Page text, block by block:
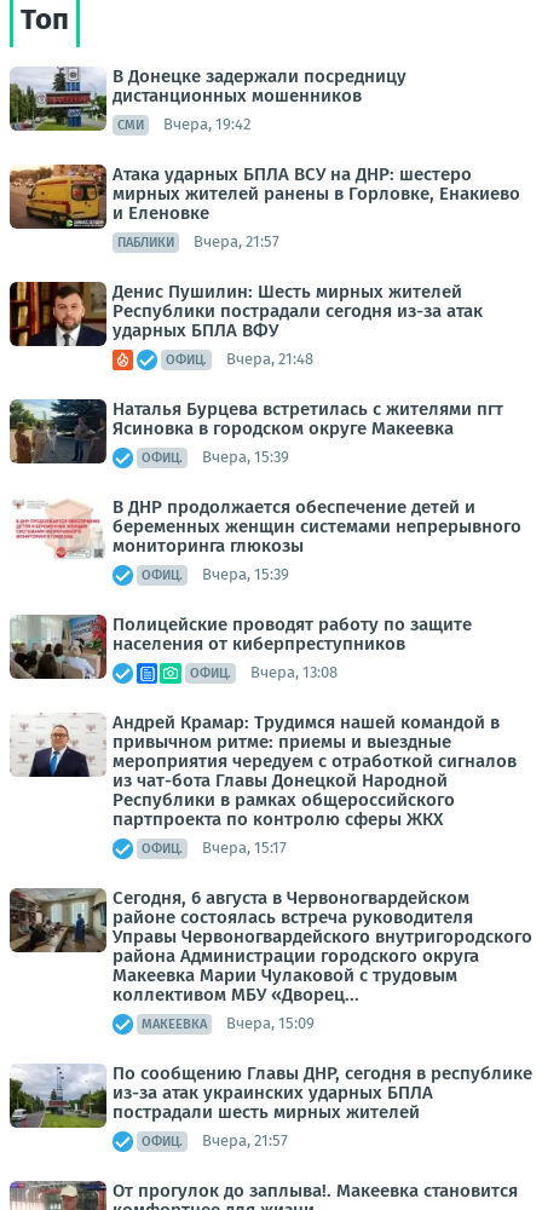
Топ
В Донецке задержали посредницу
дистанционных мошенников
СМИ Вчера, 19:42
Атака ударных БПЛА ВСУ на ДНР: шестеро
мирных жителей ранены в Горловке, Енакиево
и Еленовке
ПАБЛИКИ Вчера, 21:57
Денис Пушилин: Шесть мирных жителей
Республики пострадали сегодня из-за атак
ударных БПЛА ВФУ
ОФИЦ. Вчера, 21:48
Наталья Бурцева встретилась с жителями пгт
Ясиновка в городском округе Макеевка
ОФИЦ. Вчера, 15:39
В ДНР продолжается обеспечение детей и
беременных женщин системами непрерывного
мониторинга глюкозы
ОФИЦ. Вчера, 15:39
Полицейские проводят работу по защите
населения от киберпреступников
ОФИЦ. Вчера, 13:08
Андрей Крамар: Трудимся нашей командой в
привычном ритме: приемы и выездные
мероприятия чередуем с отработкой сигналов
из чат-бота Главы Донецкой Народной
Республики в рамках общероссийского
партпроекта по контролю сферы ЖКХ
ОФИЦ. Вчера, 15:17
Сегодня, 6 августа в Червоногвардейском
районе состоялась встреча руководителя
Управы Червоногвардейского внутригородского
района Администрации городского округа
Макеевка Марии Чулаковой с трудовым
коллективом МБУ «Дворец...
МАКЕЕВКА Вчера, 15:09
По сообщению Главы ДНР, сегодня в республике
из-за атак украинских ударных БПЛА
пострадали шесть мирных жителей
ОФИЦ. Вчера, 21:57
От прогулок до заплыва!. Макеевка становится